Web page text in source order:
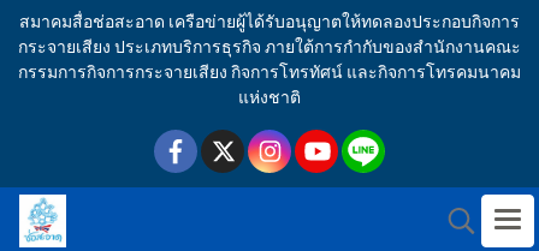
สมาคมสื่อช่อสะอาด เครือข่ายผู้ได้รับอนุญาตให้ทดลองประกอบกิจการ
กระจายเสียง ประเภทบริการธุรกิจ ภายใต้การกำกับของสำนักงานคณะ
กรรมการกิจการกระจายเสียง กิจการโทรทัศน์ และกิจการโทรคมนาคม
แห่งชาติ